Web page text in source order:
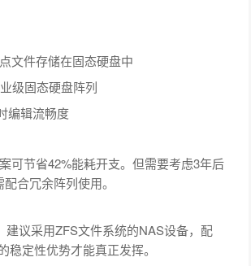
文件存储在固态硬盘中
级固态硬盘阵列
编辑流畅度
可节省42%能耗开支。但需要考虑3年后
合冗余阵列使用。
议采用ZFS文件系统的NAS设备，配
定性优势才能真正发挥。